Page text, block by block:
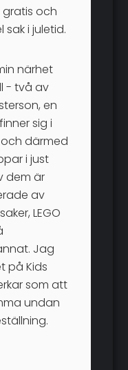
och
sak i juletid.
närhet
- två av
en
sig i
därmed
i just
dem är
av
LEGO
Jag
på Kids
som att
undan